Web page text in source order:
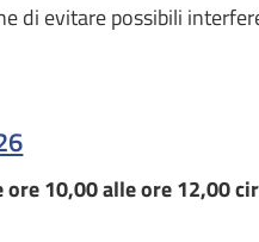
di evitare possibili
10,00 alle ore 12,00